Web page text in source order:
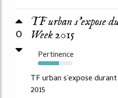
0
TF urban s’expose
Week 2015
Pertinence
62%
TF urban s'expose
2015